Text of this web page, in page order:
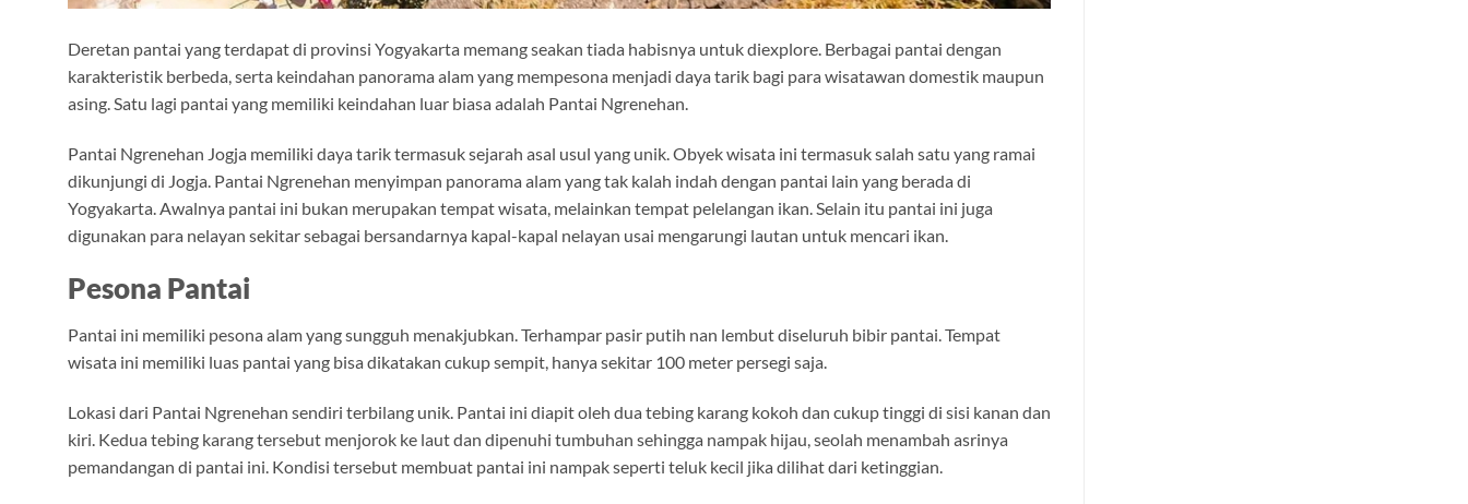
Deretan pantai yang terdapat di provinsi Yogyakarta memang seakan tiada habisnya untuk diexplore. Berbagai pantai dengan
karakteristik berbeda, serta keindahan panorama alam yang mempesona menjadi daya tarik bagi para wisatawan domestik maupun
asing. Satu lagi pantai yang memiliki keindahan luar biasa adalah Pantai Ngrenehan.
Pantai Ngrenehan Jogja memiliki daya tarik termasuk sejarah asal usul yang unik. Obyek wisata ini termasuk salah satu yang ramai
dikunjungi di Jogja. Pantai Ngrenehan menyimpan panorama alam yang tak kalah indah dengan pantai lain yang berada di
Yogyakarta. Awalnya pantai ini bukan merupakan tempat wisata, melainkan tempat pelelangan ikan. Selain itu pantai ini juga
digunakan para nelayan sekitar sebagai bersandarnya kapal-kapal nelayan usai mengarungi lautan untuk mencari ikan.
Pesona Pantai
Pantai ini memiliki pesona alam yang sungguh menakjubkan. Terhampar pasir putih nan lembut diseluruh bibir pantai. Tempat
wisata ini memiliki luas pantai yang bisa dikatakan cukup sempit, hanya sekitar 100 meter persegi saja.
Lokasi dari Pantai Ngrenehan sendiri terbilang unik. Pantai ini diapit oleh dua tebing karang kokoh dan cukup tinggi di sisi kanan dan
kiri. Kedua tebing karang tersebut menjorok ke laut dan dipenuhi tumbuhan sehingga nampak hijau, seolah menambah asrinya
pemandangan di pantai ini. Kondisi tersebut membuat pantai ini nampak seperti teluk kecil jika dilihat dari ketinggian.